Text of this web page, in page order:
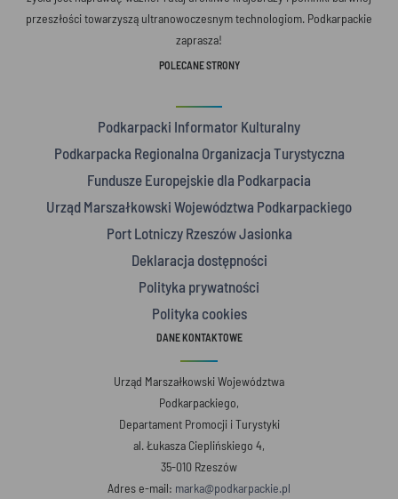
przeszłości towarzyszą ultranowoczesnym technologiom. Podkarpackie
zaprasza!
POLECANE STRONY
Podkarpacki Informator Kulturalny
Podkarpacka Regionalna Organizacja Turystyczna
Fundusze Europejskie dla Podkarpacia
Urząd Marszałkowski Województwa Podkarpackiego
Port Lotniczy Rzeszów Jasionka
Deklaracja dostępności
Polityka prywatności
Polityka cookies
DANE KONTAKTOWE
Urząd Marszałkowski Województwa
Podkarpackiego,
Departament Promocji i Turystyki
al. Łukasza Cieplińskiego 4,
35-010 Rzeszów
Adres e-mail: marka@podkarpackie.pl